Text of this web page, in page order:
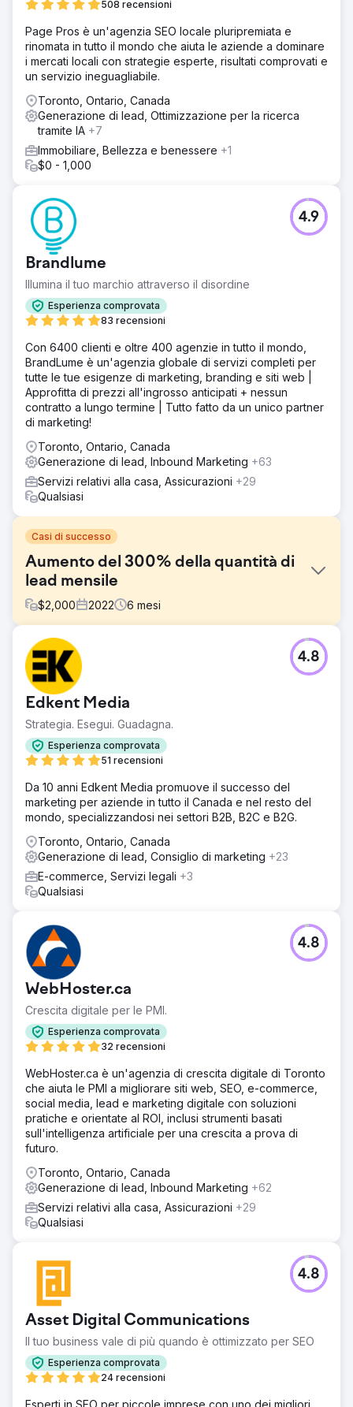
508 recensioni
Page Pros è un'agenzia SEO locale pluripremiata e
rinomata in tutto il mondo che aiuta le aziende a dominare
i mercati locali con strategie esperte, risultati comprovati e
un servizio ineguagliabile.
Toronto, Ontario, Canada
Generazione di lead, Ottimizzazione per la ricerca
tramite IA +7
Immobiliare, Bellezza e benessere +1
$0 - 1,000
Brandlume
Illumina il tuo marchio attraverso il disordine
Esperienza comprovata
83 recensioni
4.9
Con 6400 clienti e oltre 400 agenzie in tutto il mondo,
BrandLume è un'agenzia globale di servizi completi per
tutte le tue esigenze di marketing, branding e siti web |
Approfitta di prezzi all'ingrosso anticipati + nessun
contratto a lungo termine | Tutto fatto da un unico partner
di marketing!
Toronto, Ontario, Canada
Generazione di lead, Inbound Marketing +63
Servizi relativi alla casa, Assicurazioni +29
Qualsiasi
Casi di successo
Aumento del 300% della quantità di
lead mensile
$2,000 2022 6 mesi
Sfida
Il Cliente è un fornitore di servizi con oltre 15 sedi in tutta
la città. Stanno spendendo scandalosamente in pubblicità
online su tutte le piattaforme per generare contatti. Hanno
grandi squali come competizione e vogliono competere
con loro essendo come loro. Questo è l'errore che
stanno facendo.
Soluzione
successo. Alla fine la tua fortuna finirà. Abbiamo dovuto
dare loro un confronto con la realtà e ricordare loro di
rappresentare se stessi. Le loro proposte di vendita
uniche non venivano affatto commercializzate da loro. Ci
siamo concentrati sulla messaggistica dell'azienda.
Risultato
La modifica della messaggistica ha apportato modifiche
piattaforme, il Cliente riceve costantemente tra 130 e 160
lead al mese.
Vai alla pagina agenzia
Edkent Media
Strategia. Esegui. Guadagna.
Esperienza comprovata
51 recensioni
4.8
Da 10 anni Edkent Media promuove il successo del
marketing per aziende in tutto il Canada e nel resto del
mondo, specializzandosi nei settori B2B, B2C e B2G.
Toronto, Ontario, Canada
Generazione di lead, Consiglio di marketing +23
E-commerce, Servizi legali +3
Qualsiasi
WebHoster.ca
Crescita digitale per le PMI.
Esperienza comprovata
32 recensioni
4.8
WebHoster.ca è un'agenzia di crescita digitale di Toronto
che aiuta le PMI a migliorare siti web, SEO, e-commerce,
social media, lead e marketing digitale con soluzioni
pratiche e orientate al ROI, inclusi strumenti basati
sull'intelligenza artificiale per una crescita a prova di
futuro.
Toronto, Ontario, Canada
Generazione di lead, Inbound Marketing +62
Servizi relativi alla casa, Assicurazioni +29
Qualsiasi
Asset Digital Communications
Il tuo business vale di più quando è ottimizzato per SEO
Esperienza comprovata
24 recensioni
4.8
Esperti in SEO per piccole imprese con uno dei migliori